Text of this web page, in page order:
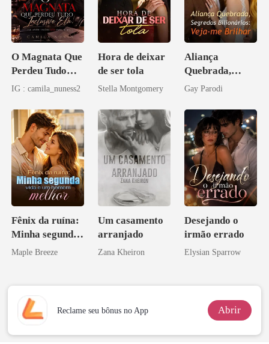
O Magnata Que
Perdeu Tudo
Inclusive Ela
IG : camila_nuness2
Hora de deixar
de ser tola
Stella Montgomery
Aliança
Quebrada,
Segredos
Veja-me Brilhar
Gay Parodi
Fênix da ruína:
Minha segunda
vida e um
Maple Breeze
Um casamento
arranjado
Zana Kheiron
Desejando o
irmão errado
Elysian Sparrow
Reclame seu bônus no App Abrir